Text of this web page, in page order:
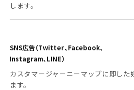
します。
SNS広告（Twitter、Facebook、
Instagram、LINE）
カスタマージャーニーマップに即した
ます。